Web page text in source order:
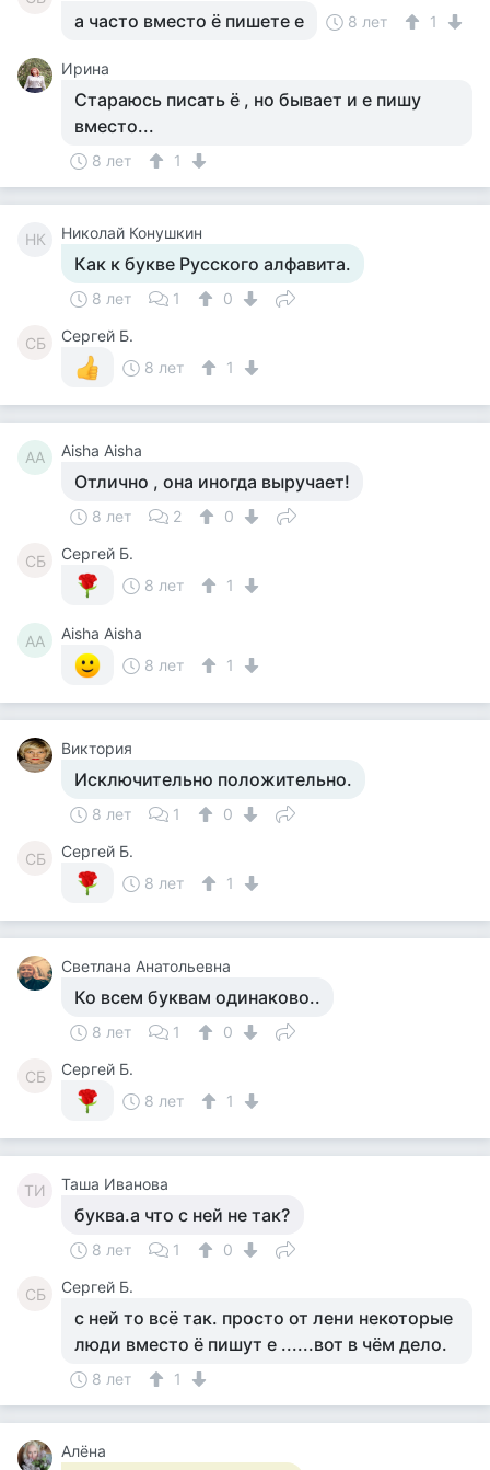
а часто вместо ё пишете е 8 лет 1
Ирина
Стараюсь писать ё , но бывает и е пишу
вместо...
8 лет 1
НК Николай Конушкин
Как к букве Русского алфавита.
8 лет 1 0
СБ
Сергей Б.
8 лет
1
AA Aisha Aisha
Отлично , она иногда выручает!
8 лет 2 0
СБ
Сергей Б.
8 лет
1
AA
Aisha Aisha
8 лет
1
Виктория
Исключительно положительно.
8 лет 1 0
СБ
Сергей Б.
8 лет
1
Светлана Анатольевна
Ко всем буквам одинаково..
8 лет 1 0
СБ
Сергей Б.
8 лет
1
ТИ Таша Иванова
буква.а что с ней не так?
8 лет 1 0
СБ Сергей Б.
с ней то всё так. просто от лени некоторые
люди вместо ё пишут е ......вот в чём дело.
8 лет 1
Алёна